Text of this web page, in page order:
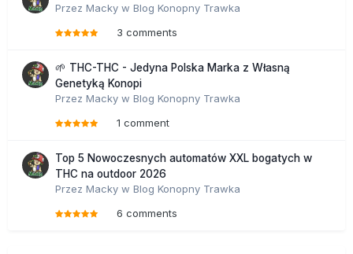
Przez Macky w Blog Konopny Trawka
3 comments
🌱 THC-THC - Jedyna Polska Marka z Własną
Genetyką Konopi
Przez Macky w Blog Konopny Trawka
1 comment
Top 5 Nowoczesnych automatów XXL bogatych w
THC na outdoor 2026
Przez Macky w Blog Konopny Trawka
6 comments